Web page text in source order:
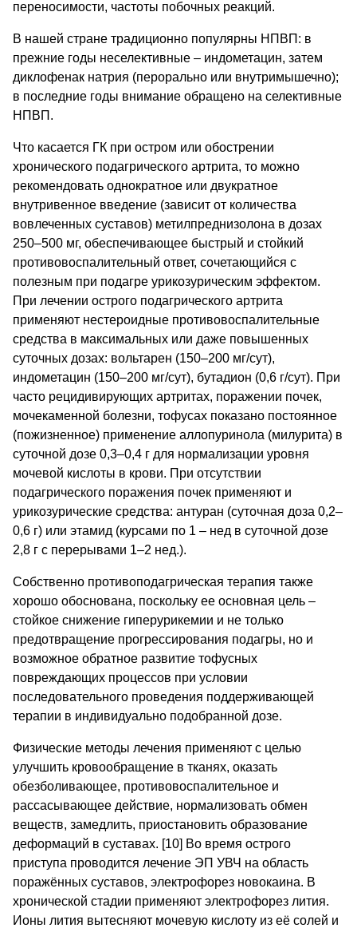
переносимости, частоты побочных реакций.
В нашей стране традиционно популярны НПВП: в
прежние годы неселективные – индометацин, затем
диклофенак натрия (перорально или внутримышечно);
в последние годы внимание обращено на селективные
НПВП.
Что касается ГК при остром или обострении
хронического подагрического артрита, то можно
рекомендовать однократное или двукратное
внутривенное введение (зависит от количества
вовлеченных суставов) метилпреднизолона в дозах
250–500 мг, обеспечивающее быстрый и стойкий
противовоспалительный ответ, сочетающийся с
полезным при подагре урикозурическим эффектом.
При лечении острого подагрического артрита
применяют нестероидные противовоспалительные
средства в максимальных или даже повышенных
суточных дозах: вольтарен (150–200 мг/сут),
индометацин (150–200 мг/сут), бутадион (0,6 г/сут). При
часто рецидивирующих артритах, поражении почек,
мочекаменной болезни, тофусах показано постоянное
(пожизненное) применение аллопуринола (милурита) в
суточной дозе 0,3–0,4 г для нормализации уровня
мочевой кислоты в крови. При отсутствии
подагрического поражения почек применяют и
урикозурические средства: антуран (суточная доза 0,2–
0,6 г) или этамид (курсами по 1 – нед в суточной дозе
2,8 г с перерывами 1–2 нед.).
Собственно противоподагрическая терапия также
хорошо обоснована, поскольку ее основная цель –
стойкое снижение гиперурикемии и не только
предотвращение прогрессирования подагры, но и
возможное обратное развитие тофусных
повреждающих процессов при условии
последовательного проведения поддерживающей
терапии в индивидуально подобранной дозе.
Физические методы лечения применяют с целью
улучшить кровообращение в тканях, оказать
обезболивающее, противовоспалительное и
рассасывающее действие, нормализовать обмен
веществ, замедлить, приостановить образование
деформаций в суставах. [10] Во время острого
приступа проводится лечение ЭП УВЧ на область
поражённых суставов, электрофорез новокаина. В
хронической стадии применяют электрофорез лития.
Ионы лития вытесняют мочевую кислоту из её солей и